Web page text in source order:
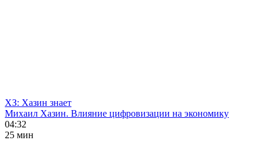
ХЗ: Хазин знает
Михаил Хазин. Влияние цифровизации на экономику
04:32
25 мин